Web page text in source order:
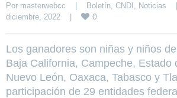
Por masterwebcc | Boletín CNDI Noticias |
diciembre, 2022 | 0
Los ganadores son niñas y niños
Baja California, Campeche, Estado
Nuevo León, Oaxaca, Tabasco y
participación de 29 entidades